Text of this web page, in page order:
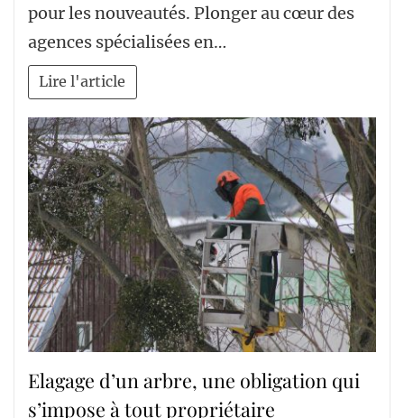
pour les nouveautés. Plonger au cœur des
agences spécialisées en…
Lire l'article
Elagage d’un arbre, une obligation qui
s’impose à tout propriétaire